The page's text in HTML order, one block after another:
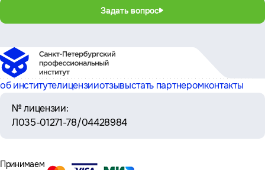
Задать вопрос
об институтелицензииотзывыстать партнеромконтакты
№ лицензии:
Л035-01271-78/04428984
Принимаем